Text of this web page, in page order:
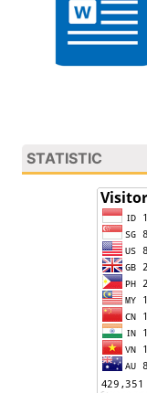
STATISTIC